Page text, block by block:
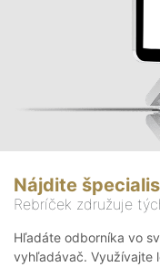
Nájdite
Rebríček združuje
Hľadáte odborníka vo
vyhľadávač. Využívajte